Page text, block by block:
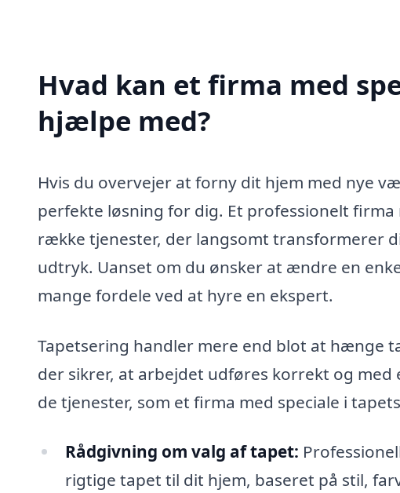
Hvad kan et firma med
hjælpe med?
Hvis du overvejer at forny dit hjem med nye
perfekte løsning for dig. Et professionelt
række tjenester, der langsomt transformerer
udtryk. Uanset om du ønsker at ændre en
mange fordele ved at hyre en ekspert.
Tapetsering handler mere end blot at hænge
der sikrer, at arbejdet udføres korrekt og
de tjenester, som et firma med speciale i
Rådgivning om valg af tapet:
rigtige tapet til dit hjem, baseret på stil,